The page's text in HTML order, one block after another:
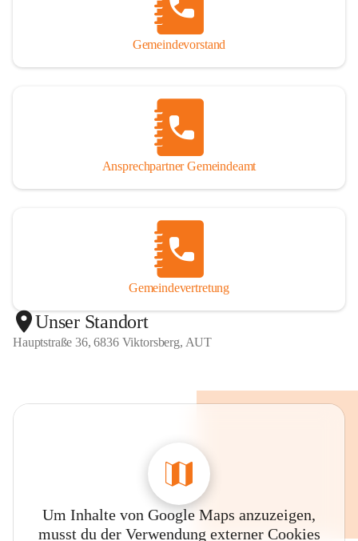
Gemeindevorstand
Ansprechpartner Gemeindeamt
Gemeindevertretung
Unser Standort
Hauptstraße 36, 6836 Viktorsberg, AUT
Um Inhalte von Google Maps anzuzeigen,
musst du der Verwendung externer Cookies